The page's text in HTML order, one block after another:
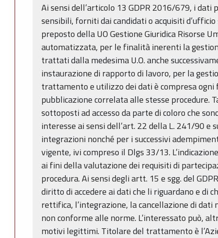
Ai sensi dell’articolo 13 GDPR 2016/679, i dati
sensibili, forniti dai candidati o acquisiti
preposto della UO Gestione Giuridica Risorse
automatizzata, per le finalità inerenti la
trattati dalla medesima U.O. anche
instaurazione di rapporto di lavoro, per la
trattamento e utilizzo dei dati è compresa ogni
pubblicazione correlata alle stesse procedure.
sottoposti ad accesso da parte di coloro che
interesse ai sensi dell’art. 22 della L. 241/90 e
integrazioni nonché per i successivi
vigente, ivi compreso il Dlgs 33/13.
ai fini della valutazione dei requisiti di
procedura. Ai sensi degli artt. 15 e sgg. del
diritto di accedere ai dati che li riguardano e di
rettifica, l’integrazione, la cancellazione di
non conforme alle norme. L’interessato può,
motivi legittimi. Titolare del trattamento è